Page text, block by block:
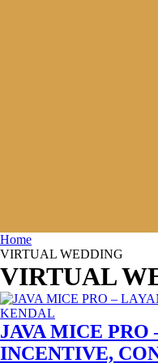
Home
VIRTUAL WEDDING
VIRTUAL
JAVA MICE
INCENTIVE,